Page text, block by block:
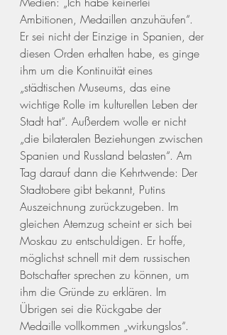
Ambitionen, Medaillen anzuhäufen“.
Er sei nicht der Einzige in Spanien, der
diesen Orden erhalten habe, es ginge
ihm um die Kontinuität eines
„städtischen Museums, das eine
wichtige Rolle im kulturellen Leben der
Stadt hat“. Außerdem wolle er nicht
„die bilateralen Beziehungen zwischen
Spanien und Russland belasten“. Am
Tag darauf dann die Kehrtwende: Der
Stadtobere gibt bekannt, Putins
Auszeichnung zurückzugeben. Im
gleichen Atemzug scheint er sich bei
Moskau zu entschuldigen. Er hoffe,
möglichst schnell mit dem russischen
Botschafter sprechen zu können, um
ihm die Gründe zu erklären. Im
Übrigen sei die Rückgabe der
Medaille vollkommen „wirkungslos“.